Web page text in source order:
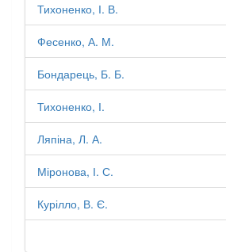
Тихоненко, І. В.
Фесенко, А. М.
Бондарець, Б. Б.
Тихоненко, І.
Ляпіна, Л. А.
Міронова, І. С.
Курілло, В. Є.